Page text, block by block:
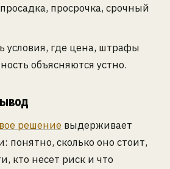
просрочка, срочный
условия, где цена, штрафы
объясняются устно.
решение выдерживает
понятно, сколько оно стоит,
кто несет риск и что